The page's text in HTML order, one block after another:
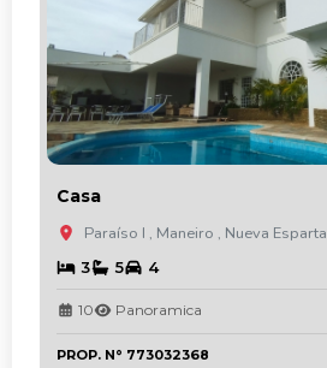
Casa
Paraíso I , Maneiro , Nueva Esparta
3 5 4
10 Panoramica
PROP. N° 773032368